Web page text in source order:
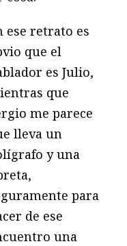
ese retrato es
que el
es Julio,
que
me parece
lleva un
y una
para
de ese
una